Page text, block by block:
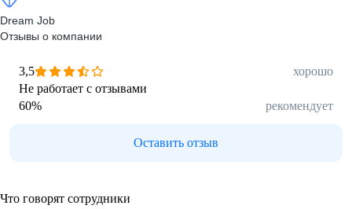
Dream Job
Отзывы о компании
3,5
хорошо
Не работает с отзывами
60% рекомендует
Оставить отзыв
Что говорят сотрудники